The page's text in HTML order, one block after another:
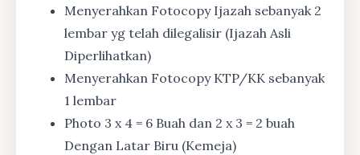
Menyerahkan Fotocopy Ijazah sebanyak 2
lembar yg telah dilegalisir (Ijazah Asli
Diperlihatkan)
Menyerahkan Fotocopy KTP/KK sebanyak
1 lembar
Photo 3 x 4 = 6 Buah dan 2 x 3 = 2 buah
Dengan Latar Biru (Kemeja)